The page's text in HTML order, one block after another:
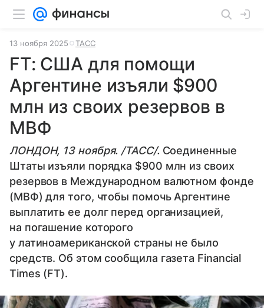
13 ноября 2025 ТАСС
FT: США для помощи
Аргентине изъяли $900
млн из своих резервов в
МВФ
ЛОНДОН, 13 ноября. /ТАСС/. Соединенные
Штаты изъяли порядка $900 млн из своих
резервов в Международном валютном фонде
(МВФ) для того, чтобы помочь Аргентине
выплатить ее долг перед организацией,
на погашение которого
у латиноамериканской страны не было
средств. Об этом сообщила газета Financial
Times (FT).